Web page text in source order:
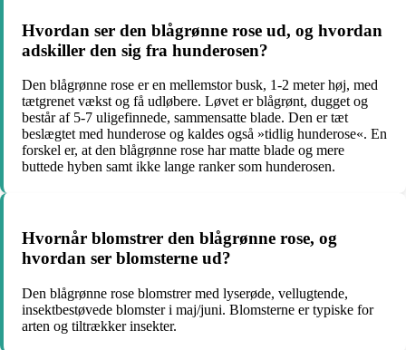
Hvordan ser den blågrønne rose ud, og hvordan
adskiller den sig fra hunderosen?
Den blågrønne rose er en mellemstor busk, 1-2 meter høj, med
tætgrenet vækst og få udløbere. Løvet er blågrønt, dugget og
består af 5-7 uligefinnede, sammensatte blade. Den er tæt
beslægtet med hunderose og kaldes også »tidlig hunderose«. En
forskel er, at den blågrønne rose har matte blade og mere
buttede hyben samt ikke lange ranker som hunderosen.
Hvornår blomstrer den blågrønne rose, og
hvordan ser blomsterne ud?
Den blågrønne rose blomstrer med lyserøde, vellugtende,
insektbestøvede blomster i maj/juni. Blomsterne er typiske for
arten og tiltrækker insekter.